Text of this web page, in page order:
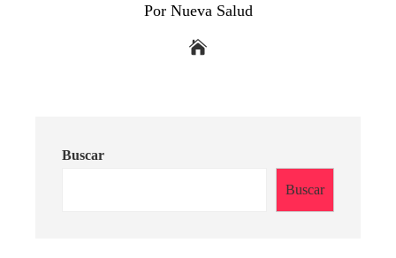
Por Nueva Salud
Buscar
Buscar